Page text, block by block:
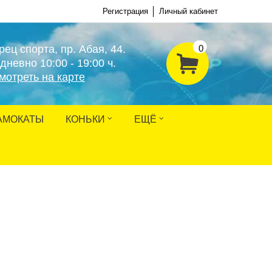
Регистрация Личный кабинет
спорта, пр. Абая, 44.
10:00 - 19:00 ч.
на карте
0
КОНЬКИ ЕЩЁ